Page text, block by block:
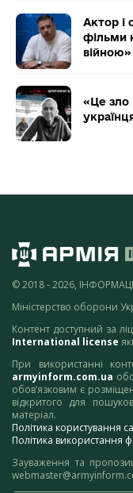
Актор і
фільми
війною»
«Це зло
© 2018 - 2026,
Міністерство оборони
Контент доступний за
International license
При використанні
armyinform.com.ua
обов’язковим є
відкритого для
матеріал.
Політика користування
Політика використання
Зауваження та